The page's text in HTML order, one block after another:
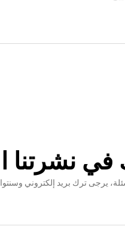
نشرتنا
يرجى ترك بريد إلكتروني